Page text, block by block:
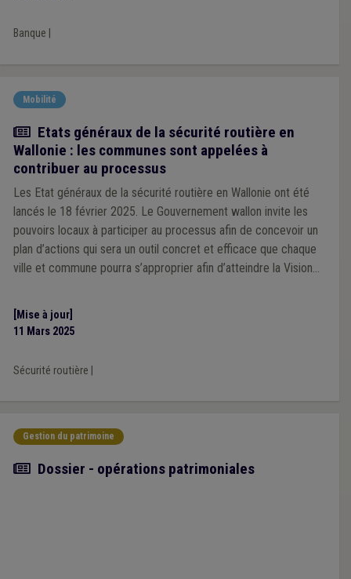
Banque
Mobilité
Actualité
Etats généraux de la sécurité routière en
Wallonie : les communes sont appelées à
contribuer au processus
Les Etat généraux de la sécurité routière en Wallonie ont été
lancés le 18 février 2025. Le Gouvernement wallon invite les
pouvoirs locaux à participer au processus afin de concevoir un
plan d’actions qui sera un outil concret et efficace que chaque
ville et commune pourra s’approprier afin d’atteindre la Vision
[Mise à jour]
11 Mars 2025
Sécurité routière
Gestion du patrimoine
Article
Dossier - opérations patrimoniales